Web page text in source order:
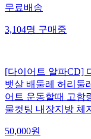
무료배송
3,104명구매중
[다이어트 알파CD]
뱃살 배둘레 허리둘
어트 운동할때 고함
물컷팅 내장지방 체
50,000원